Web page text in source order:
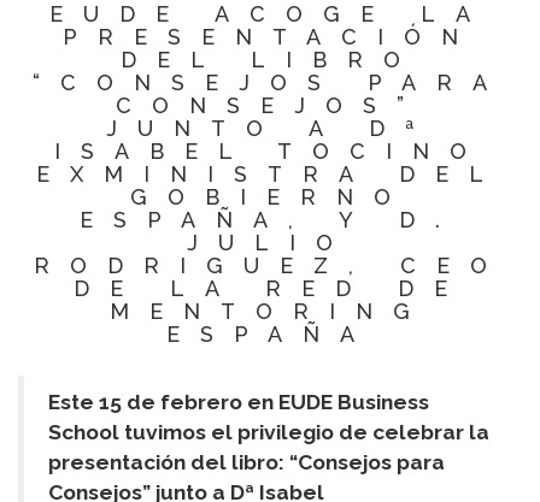
EUDE ACOGE LA
PRESENTACIÓN
DEL LIBRO
“CONSEJOS PARA
CONSEJOS”
JUNTO A Dª
ISABEL TOCINO
EXMINISTRA DEL
GOBIERNO
ESPAÑA, Y D.
JULIO
RODRIGUEZ, CEO
DE LA RED DE
MENTORING
ESPAÑA
Este 15 de febrero en EUDE Business
School tuvimos el privilegio de celebrar la
presentación del libro: “Consejos para
Consejos” junto a Dª Isabel